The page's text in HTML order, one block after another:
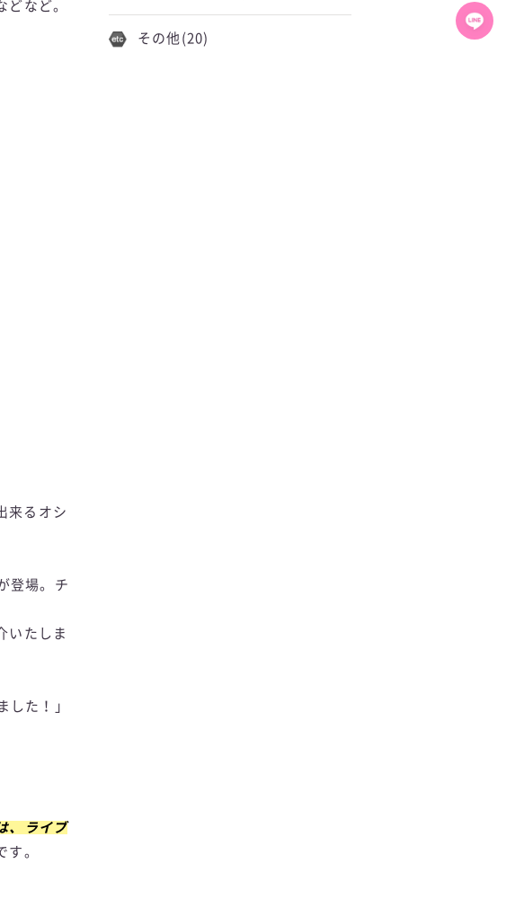
どなど。
来るオシ
登場。チ
いたしま
した！」
、ライブ
す。
その他 (20)